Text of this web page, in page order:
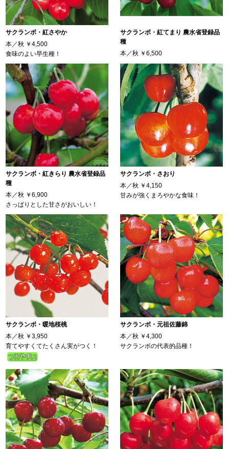
サクランボ・紅さやか
本／秋 ￥4,500
食味のよい早生種！
サクランボ・紅てまり 農水省登録品
種
本／秋 ￥6,500
サクランボ・紅きらり 農水省登録品
種
本／秋 ￥6,900
さっぱりとした甘さがおいしい！
サクランボ・さおり
本／秋 ￥4,150
甘みが強くまろやかな食味！
サクランボ・暖地桜桃
本／秋 ￥3,950
育てやすくてたくさん実がつく！
サクランボ・元祖佐藤錦
本／秋 ￥4,300
サクランボの代表的品種！